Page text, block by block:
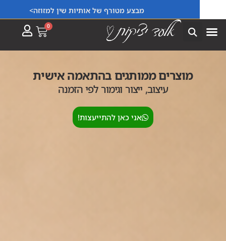
מבצע מטורף של אותיות שין למזוזה>
מוצרים ממותגים בהתאמה אישית
עיצוב, ייצור וגימור לפי הזמנה
אני כאן להתייעצות!